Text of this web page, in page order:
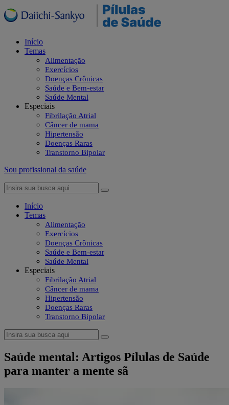
Início
Temas
Alimentação
Exercícios
Doenças Crônicas
Saúde e Bem-estar
Saúde Mental
Especiais
Fibrilação Atrial
Câncer de mama
Hipertensão
Doenças Raras
Transtorno Bipolar
Sou profissional da saúde
Início
Temas
Alimentação
Exercícios
Doenças Crônicas
Saúde e Bem-estar
Saúde Mental
Especiais
Fibrilação Atrial
Câncer de mama
Hipertensão
Doenças Raras
Transtorno Bipolar
Saúde mental: Artigos Pílulas de Saúde
para manter a mente sã